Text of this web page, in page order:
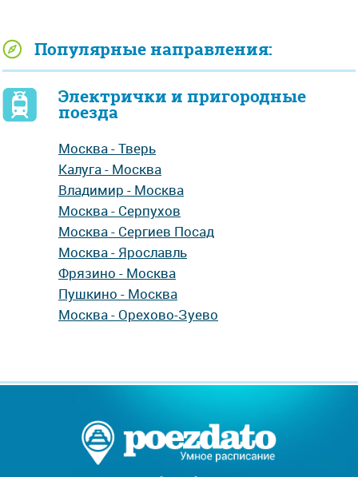
Популярные направления:
Электрички и пригородные
поезда
Москва - Тверь
Калуга - Москва
Владимир - Москва
Москва - Серпухов
Москва - Сергиев Посад
Москва - Ярославль
Фрязино - Москва
Пушкино - Москва
Москва - Орехово-Зуево